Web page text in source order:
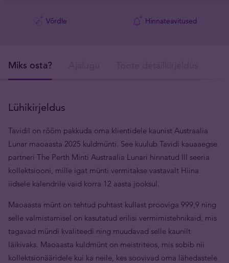
Võrdle Hinnateavitused
Miks osta?
Lühikirjeldus
Tavidil on rõõm pakkuda oma klientidele kaunist Austraalia
Lunar maoaasta 2025 kuldmünti. See kuulub Tavidi kauaaegse
partneri The Perth Minti Austraalia Lunari hinnatud III seeria
kollektsiooni, mille igat münti vermitakse vastavalt Hiina
iidsele kalendrile vaid korra 12 aasta jooksul.
Maoaasta münt on tehtud puhtast kullast prooviga 999,9 ning
selle valmistamisel on kasutatud erilisi vermimistehnikaid, mis
tagavad mündi kvaliteedi ning muudavad selle kaunilt
läikivaks. Maoaasta kuldmünt on meistriteos, mis sobib nii
kollektsionääridele kui ka neile, kes soovivad oma lähedastele